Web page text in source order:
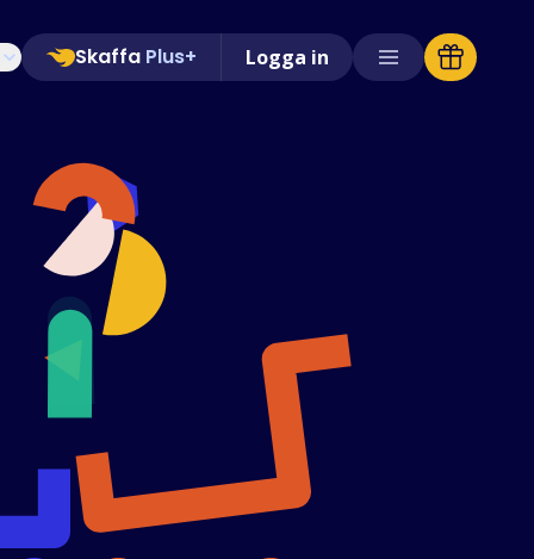
Skaffa Plus+ Logga in
Svenska (Swedish)